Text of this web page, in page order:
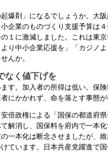
爆剤」になるでしょうか。大
企業のものづくり支援予算は
１に激減しました。これは東
り中小企業応援を」「カジノ
んか。
なく値下げを
す。加入者の所得は低い。保
にかかれず、命を落とす事態が
倍政権による「国保の都道府
解消し、国保料を府内で一本
一本化は断念させましたが、
ています。日本共産党躍進で